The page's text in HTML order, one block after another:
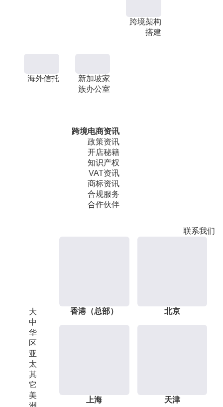
跨境架构
搭建
海外信托
新加坡家
族办公室
跨境电商资讯
政策资讯
开店秘籍
知识产权
VAT资讯
商标资讯
合规服务
合作伙伴
联系我们
大
中
华
区
亚
太
其
它
美
香港（总部） 北京
上海 天津